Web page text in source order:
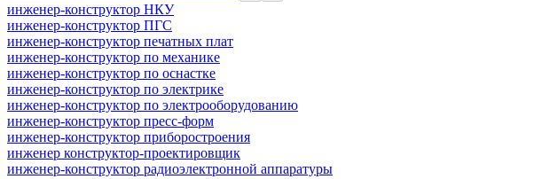
инженер-конструктор НКУ
инженер-конструктор ПГС
инженер-конструктор печатных плат
инженер-конструктор по механике
инженер-конструктор по оснастке
инженер-конструктор по электрике
инженер-конструктор по электрооборудованию
инженер-конструктор пресс-форм
инженер-конструктор приборостроения
инженер конструктор-проектировщик
инженер-конструктор радиоэлектронной аппаратуры